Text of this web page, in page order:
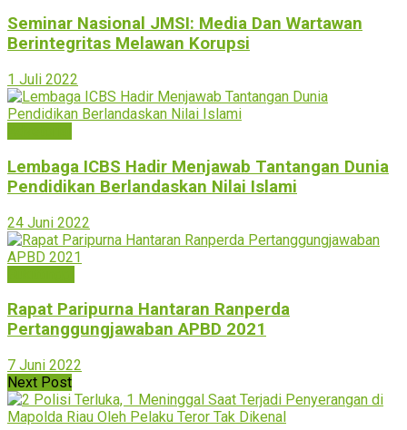
Seminar Nasional JMSI: Media Dan Wartawan
Berintegritas Melawan Korupsi
1 Juli 2022
Lembaga ICBS Hadir Menjawab Tantangan Dunia
Pendidikan Berlandaskan Nilai Islami
24 Juni 2022
Rapat Paripurna Hantaran Ranperda
Pertanggungjawaban APBD 2021
7 Juni 2022
Next Post